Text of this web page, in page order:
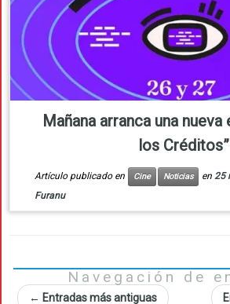
Mañana arranca una nueva
los Créditos”
Artículo publicado en Cine Noticias en 25
Furanu
Navegación de
← Entradas más antiguas